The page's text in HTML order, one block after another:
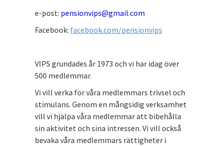
e-post: pensionvips@gmail.com
Facebook: facebook.com/pensionvips
VIPS grundades år 1973 och vi har idag över
500 medlemmar.
Vi vill verka för våra medlemmars trivsel och
stimulans. Genom en mångsidig verksamhet
vill vi hjälpa våra medlemmar att bibehålla
sin aktivitet och sina intressen. Vi vill också
bevaka våra medlemmars rättigheter i